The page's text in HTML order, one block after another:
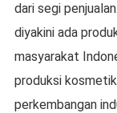
dari segi
diyakini ada
masyarakat
produksi
perkembangan